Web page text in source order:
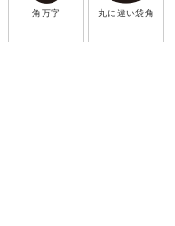
角万字 丸に違い袋角